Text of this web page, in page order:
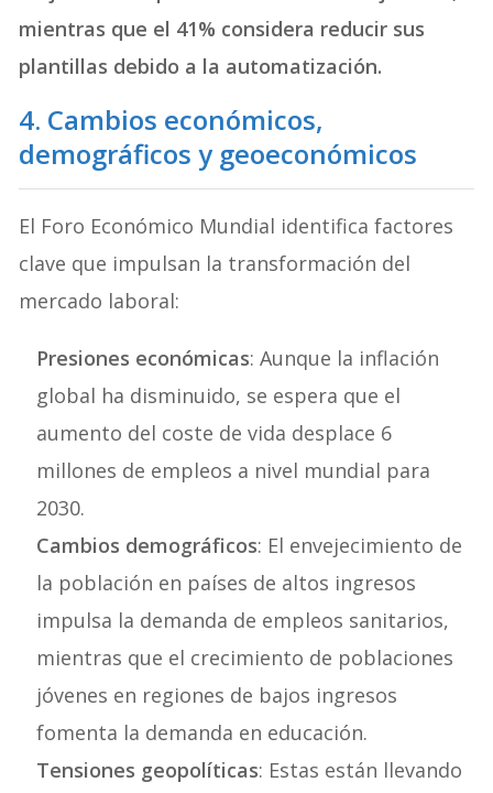
mientras que el 41% considera reducir sus
plantillas debido a la automatización.
4. Cambios económicos,
demográficos y geoeconómicos
El Foro Económico Mundial identifica factores
clave que impulsan la transformación del
mercado laboral:
Presiones económicas: Aunque la inflación
global ha disminuido, se espera que el
aumento del coste de vida desplace 6
millones de empleos a nivel mundial para
2030.
Cambios demográficos: El envejecimiento de
la población en países de altos ingresos
impulsa la demanda de empleos sanitarios,
mientras que el crecimiento de poblaciones
jóvenes en regiones de bajos ingresos
fomenta la demanda en educación.
Tensiones geopolíticas: Estas están llevando